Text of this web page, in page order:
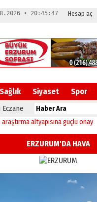
Hesap aç
• 20:45:48
Sağlık Siyaset Spor
altyapısına güçlü onay 12:04
ERZURUM'DA HAVA